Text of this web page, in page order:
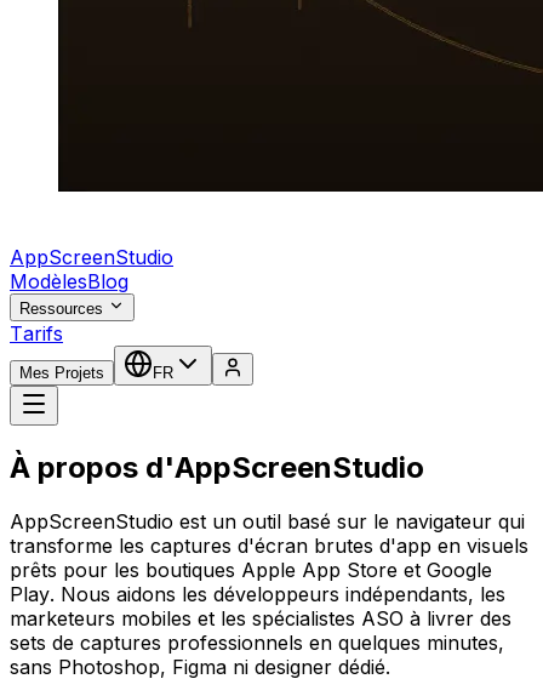
AppScreenStudio
ModèlesBlog
Ressources
Tarifs
Mes Projets FR
À propos d'AppScreenStudio
AppScreenStudio est un outil basé sur le navigateur qui
transforme les captures d'écran brutes d'app en visuels
prêts pour les boutiques Apple App Store et Google
Play. Nous aidons les développeurs indépendants, les
marketeurs mobiles et les spécialistes ASO à livrer des
sets de captures professionnels en quelques minutes,
sans Photoshop, Figma ni designer dédié.